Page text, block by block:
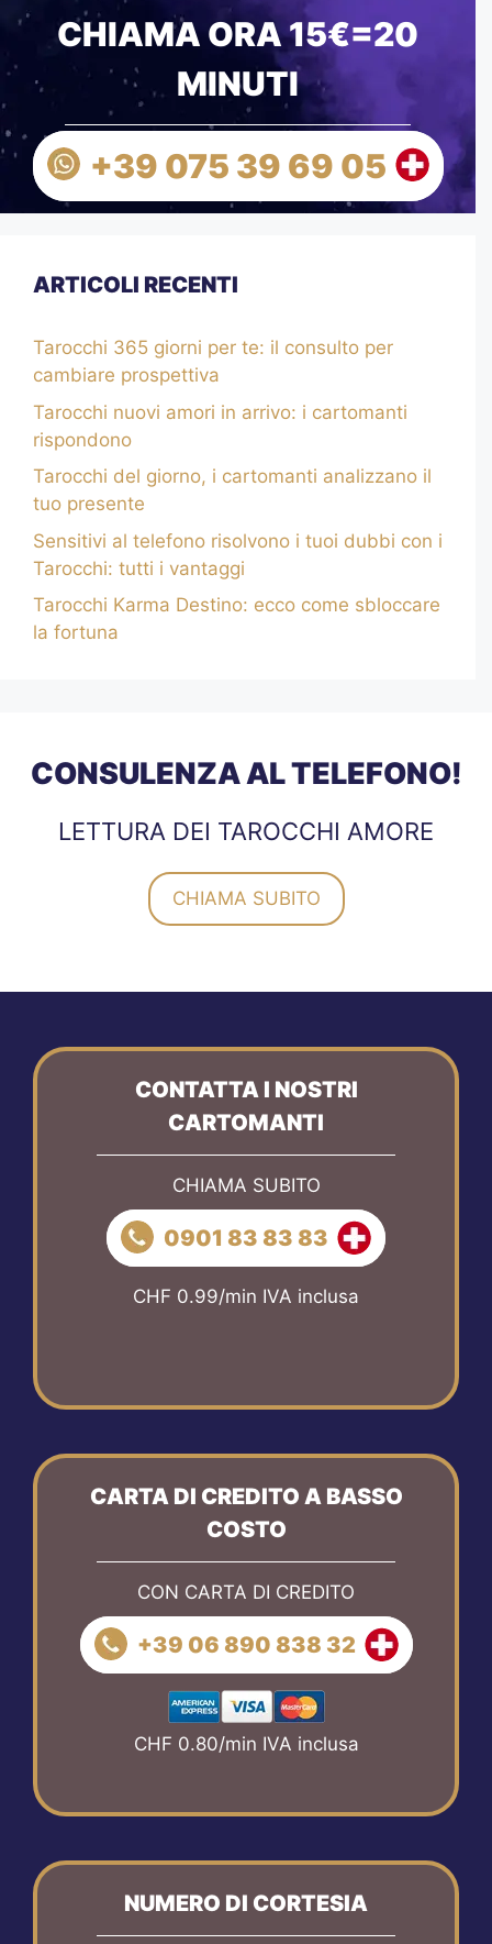
CHIAMA ORA 15€=20
MINUTI
+39 075 39 69 05
ARTICOLI RECENTI
Tarocchi 365 giorni per te: il consulto per
cambiare prospettiva
Tarocchi nuovi amori in arrivo: i cartomanti
rispondono
Tarocchi del giorno, i cartomanti analizzano il
tuo presente
Sensitivi al telefono risolvono i tuoi dubbi con i
Tarocchi: tutti i vantaggi
Tarocchi Karma Destino: ecco come sbloccare
la fortuna
CONSULENZA AL TELEFONO!
LETTURA DEI TAROCCHI AMORE
CHIAMA SUBITO
CONTATTA I NOSTRI
CARTOMANTI
CHIAMA SUBITO
0901 83 83 83
CHF 0.99/min IVA inclusa
CARTA DI CREDITO A BASSO
COSTO
CON CARTA DI CREDITO
+39 06 890 838 32
CHF 0.80/min IVA inclusa
NUMERO DI CORTESIA